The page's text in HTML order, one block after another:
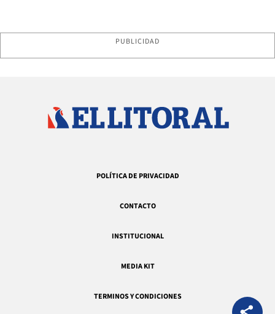
PUBLICIDAD
POLÍTICA DE PRIVACIDAD
CONTACTO
INSTITUCIONAL
MEDIA KIT
TERMINOS Y CONDICIONES